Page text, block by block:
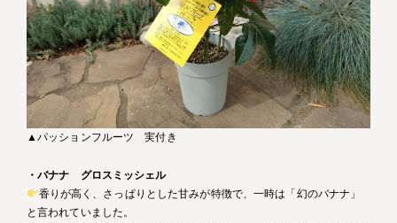
▲パッションフルーツ 実付き
・バナナ グロスミッシェル
香りが高く、さっぱりとした甘みが特徴で、一時は「幻のバナナ」
と言われていました。